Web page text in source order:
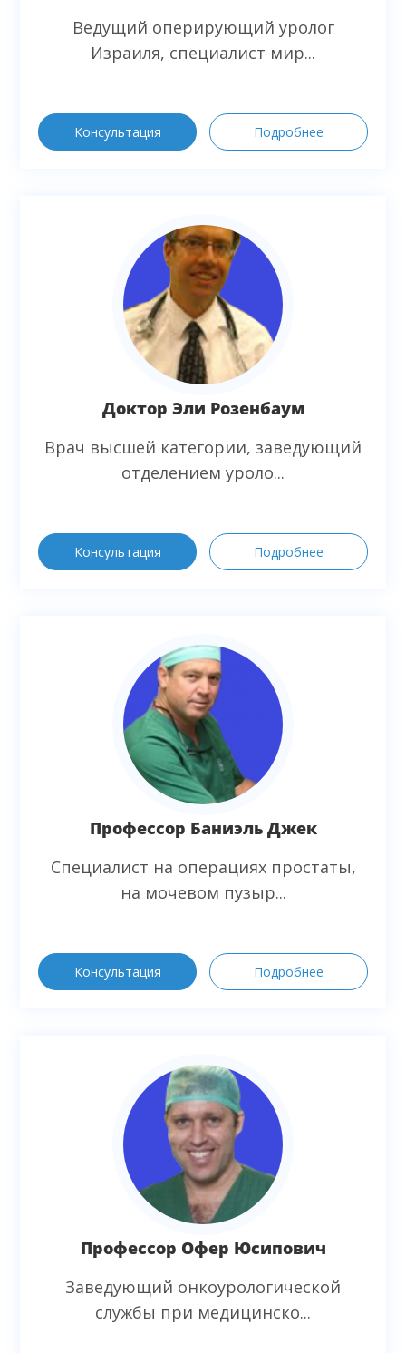
Ведущий оперирующий уролог
Израиля, специалист мир...
Консультация Подробнее
Доктор Эли Розенбаум
Врач высшей категории, заведующий
отделением уроло...
Консультация Подробнее
Профессор Баниэль Джек
Специалист на операциях простаты,
на мочевом пузыр...
Консультация Подробнее
Профессор Офер Юсипович
Заведующий онкоурологической
службы при медицинско...